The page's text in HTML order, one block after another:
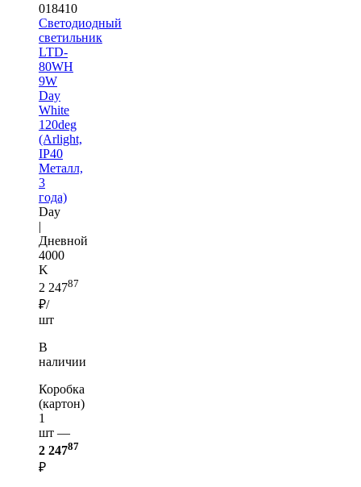
018410
Светодиодный
светильник
LTD-
80WH
9W
Day
White
120deg
(Arlight,
IP40
Металл,
3
года)
Day
|
Дневной
4000
K
2 24787
₽/
шт
В
наличии
Коробка
(картон)
1
шт —
2 24787
₽